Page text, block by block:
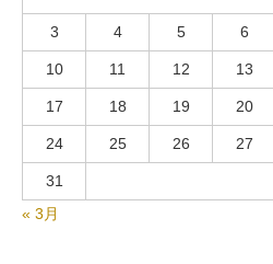
3 4 5 6
10 11 12 13
17 18 19 20
24 25 26 27
31
« 3月